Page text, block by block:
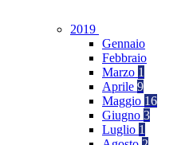
2019
Gennaio
Febbraio
Marzo 1
Aprile 9
Maggio 16
Giugno 3
Luglio 1